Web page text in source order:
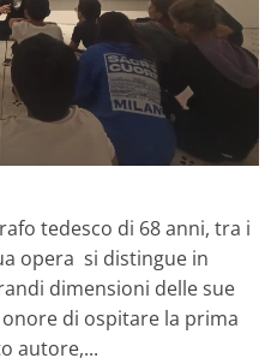
tedesco di 68 anni, tra i
opera si distingue in
dimensioni delle sue
onore di ospitare la prima
autore,...